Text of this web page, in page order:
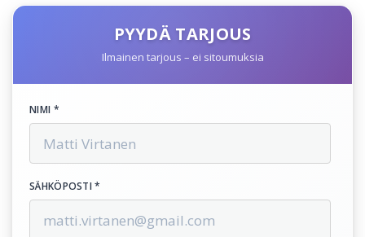
PYYDÄ TARJOUS
Ilmainen tarjous – ei sitoumuksia
NIMI *
SÄHKÖPOSTI *